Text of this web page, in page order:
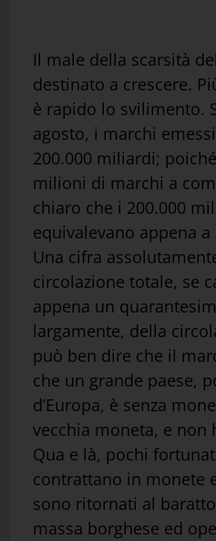
Il male della scarsità
destinato a crescere.
è rapido lo svilimento.
agosto, i marchi
200.000 miliardi;
milioni di marchi a
chiaro che i 200.000
equivalevano appena
Una cifra
circolazione totale, se
appena un
largamente, della
può ben dire che il
che un grande paese,
d’Europa, è senza
vecchia moneta, e non
Qua e là, pochi
contrattano in monete
sono ritornati al
massa borghese ed